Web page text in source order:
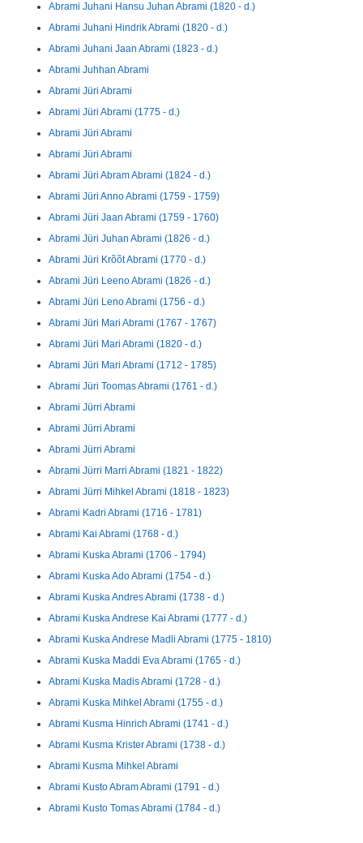
Abrami Juhani Hansu Juhan Abrami (1820 - d.)
Abrami Juhani Hindrik Abrami (1820 - d.)
Abrami Juhani Jaan Abrami (1823 - d.)
Abrami Juhhan Abrami
Abrami Jüri Abrami
Abrami Jüri Abrami (1775 - d.)
Abrami Jüri Abrami
Abrami Jüri Abrami
Abrami Jüri Abram Abrami (1824 - d.)
Abrami Jüri Anno Abrami (1759 - 1759)
Abrami Jüri Jaan Abrami (1759 - 1760)
Abrami Jüri Juhan Abrami (1826 - d.)
Abrami Jüri Krõõt Abrami (1770 - d.)
Abrami Jüri Leeno Abrami (1826 - d.)
Abrami Jüri Leno Abrami (1756 - d.)
Abrami Jüri Mari Abrami (1767 - 1767)
Abrami Jüri Mari Abrami (1820 - d.)
Abrami Jüri Mari Abrami (1712 - 1785)
Abrami Jüri Toomas Abrami (1761 - d.)
Abrami Jürri Abrami
Abrami Jürri Abrami
Abrami Jürri Abrami
Abrami Jürri Marri Abrami (1821 - 1822)
Abrami Jürri Mihkel Abrami (1818 - 1823)
Abrami Kadri Abrami (1716 - 1781)
Abrami Kai Abrami (1768 - d.)
Abrami Kuska Abrami (1706 - 1794)
Abrami Kuska Ado Abrami (1754 - d.)
Abrami Kuska Andres Abrami (1738 - d.)
Abrami Kuska Andrese Kai Abrami (1777 - d.)
Abrami Kuska Andrese Madli Abrami (1775 - 1810)
Abrami Kuska Maddi Eva Abrami (1765 - d.)
Abrami Kuska Madis Abrami (1728 - d.)
Abrami Kuska Mihkel Abrami (1755 - d.)
Abrami Kusma Hinrich Abrami (1741 - d.)
Abrami Kusma Krister Abrami (1738 - d.)
Abrami Kusma Mihkel Abrami
Abrami Kusto Abram Abrami (1791 - d.)
Abrami Kusto Tomas Abrami (1784 - d.)